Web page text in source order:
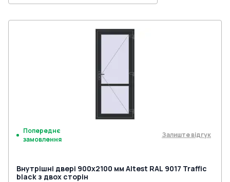
Попереднє
замовлення
Залиште відгук
Внутрішні двері 900x2100 мм Altest RAL 9017 Traffic
black з двох сторін